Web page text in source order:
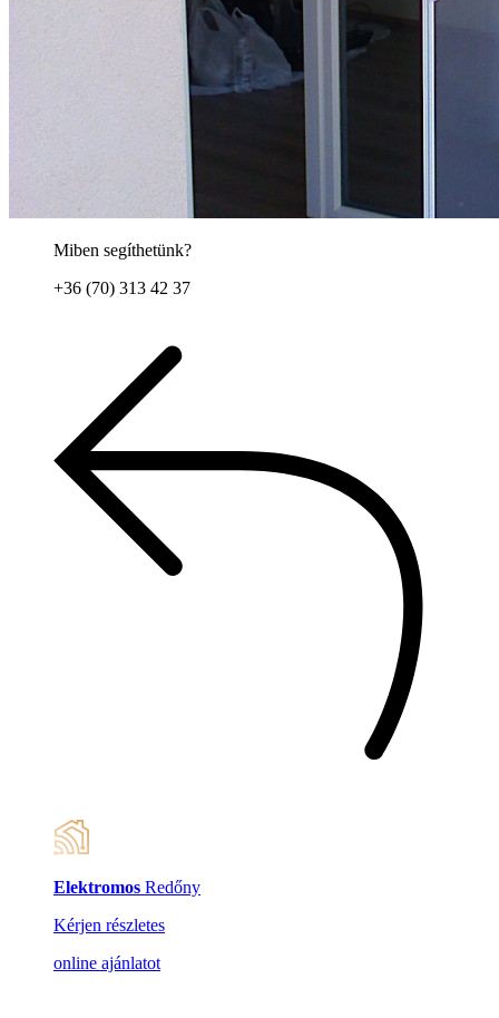
Miben segíthetünk?
+36 (70) 313 42 37
Elektromos Redőny
Kérjen részletes
online ajánlatot